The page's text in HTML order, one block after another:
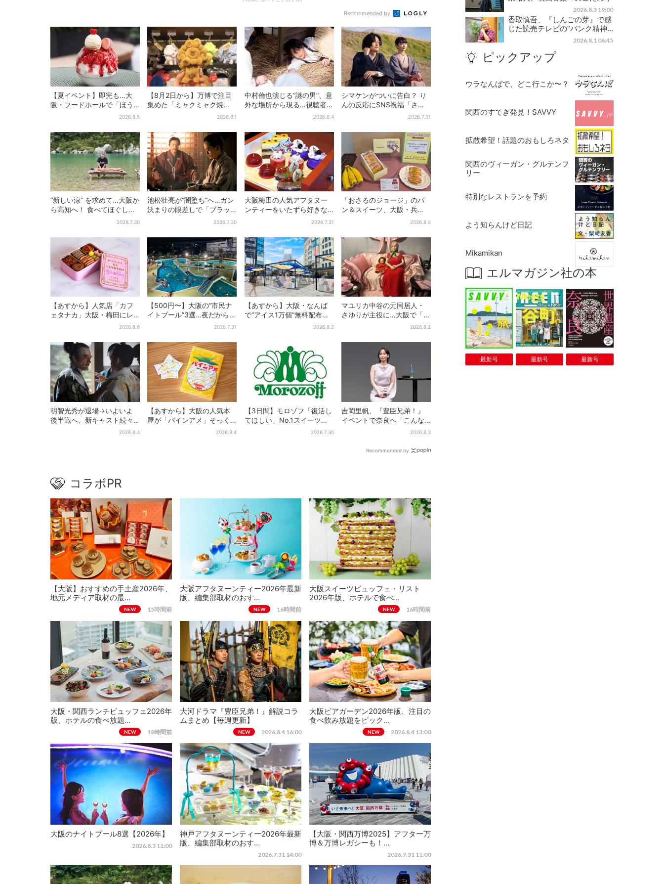
Recommended by
【夏イベント】即完も…大
阪・フードホールで「ほう
せき箱」の“限定かき氷”が復
2026.8.5
【8月2日から】万博で注目
集めた「ミャクミャク焼
き」初グッズ化！大阪・梅
2026.8.1
中村倫也演じる“謎の男”、意
外な場所から現る…視聴者歓
喜「こんな登場シーンと2026.8.4
シマケンがついに告白？ り
んの反応にSNS祝福「さす
がに伝わったよね？」2026.7.31
“新しい涼” を求めて…大阪か
ら高知へ！ 食べてほぐして
「仁淀ブルー」でととのう
2026.7.30
池松壮亮が“闇堕ち”へ…ガン
決まりの眼差しで「ブラッ
ク秀吉がログイン」【豊臣
2026.7.30
大阪梅田の人気アフタヌー
ンティーをいたずら好きな
「リトルミイ」がジャッ
カンスへ
2026.7.31
「おさるのジョージ」のパ
ン＆スイーツ、大阪・兵
庫・京都限定で【きょうか
2026.8.4
【あすから】人気店「カフ
ェタナカ」大阪・梅田にレ
ア商品集結…本店人気パン＆
夏イベント
2026.8.6
【500円〜】大阪の“市民ナ
イトプール”3選…夜だから涼
2026.7.31
【あすから】大阪・なんば
で“アイス1万個”無料配布…2
日間限定で、ロッテの人気
2026.8.2
マユリカ中谷の元同居人・
さゆりが主役に…大阪で「呪
物展」開催、コンセプト2026.8.2
明智光秀が退場→いよいよ
後半戦へ、新キャスト続々…
「豊臣兄弟！」振り返り＆
2026.8.4
【あすから】大阪の人気本
屋が「パインアメ」そっく
りのブックカバー開発、梅
2026.8.4
【3日間】モロゾフ「復活し
てほしい」No.1スイーツ、2
万3865票から選ばれた名作
2026.7.30
吉岡里帆、『豊臣兄弟！』
イベントで奈良へ「こんな
に楽しんでもらえてうれし
2026.8.3
Recommended by
コラボPR
【大阪】おすすめの手土産2026年、
地元メディア取材の最…
NEW 15時間前
大阪アフタヌーンティー2026年最新
版、編集部取材のおす…
NEW 16時間前
大阪スイーツビュッフェ・リスト
2026年版、ホテルで食べ…
NEW 16時間前
大阪・関西ランチビュッフェ2026年
版、ホテルの食べ放題…
NEW 18時間前
大河ドラマ『豊臣兄弟！』解説コラ
ムまとめ【毎週更新】
NEW 2026.8.4 16:00
大阪ビアガーデン2026年版、注目の
食べ飲み放題をピック…
NEW 2026.8.4 13:00
大阪のナイトプール8選【2026年】
2026.8.3 11:00
神戸アフタヌーンティー2026年最新
版、編集部取材のおす…
2026.7.31 14:00
【大阪・関西万博2025】アフター万
博＆万博レガシーも！…
2026.7.31 11:00
2026.8.3 19:00
香取慎吾、『しんごの芽』で感
じた読売テレビの“パンク精神…
2026.8.1 06:45
ピックアップ
ウラなんばで、どこ行こか〜？
関西のすてき発見！SAVVY
拡散希望！話題のおもしろネタ
関西のヴィーガン・グルテンフ
リー
特別なレストランを予約
よう知らんけど日記
Mikamikan
エルマガジン社の本
最新号 最新号 最新号